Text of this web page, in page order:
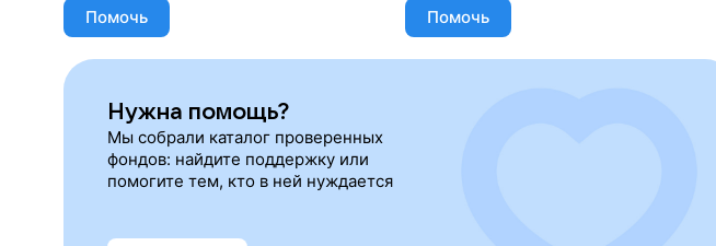
Помочь Помочь
Нужна помощь?
Мы собрали каталог проверенных
фондов: найдите поддержку или
помогите тем, кто в ней нуждается